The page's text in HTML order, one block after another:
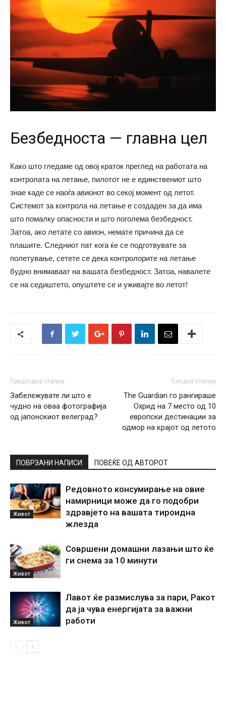
Безбедноста — главна цел
Како што гледаме од овој краток преглед на работата на
контролата на летање, пилотот не е единствениот што
знае каде се наоѓа авионот во секој момент од летот.
Системот за контрола на летање е создаден за да има
што помалку опасности и што поголема безбедност.
Затоа, ако летате со авион, немате причина да се
плашите. Следниот пат кога ќе се подготвувате за
полетување, сетете се дека контролорите на летање
будно внимаваат на вашата безбедност. Затоа, навалете
се на седиштето, опуштете се и уживајте во летот!
Предходна статија
Забележувате ли што е
чудно на оваа фотографија
од јапонскиот велеград?
Следна статија
The Guardian го рангираше
Охрид на 7 место од 10
европски дестинации за
одмор на крајот од летото
ПОВРЗАНИ НАПИСИ ПОВЕЌЕ ОД АВТОРОТ
Живот
Редовното консумирање на овие
намирници може да го подобри
здравјето на вашата тироидна
жлезда
Живот
Совршени домашни лазањи што ќе
ги снема за 10 минути
Живот
Лавот ќе размислува за пари, Ракот
да ја чува енергијата за важни
работи